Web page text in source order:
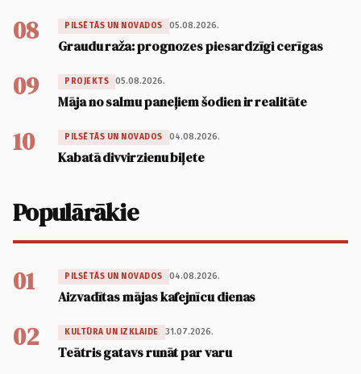
08 PILSĒTĀS UN NOVADOS 05.08.2026.
Graudu raža: prognozes piesardzīgi cerīgas
09 PROJEKTS 05.08.2026.
Māja no salmu paneļiem šodien ir realitāte
10 PILSĒTĀS UN NOVADOS 04.08.2026.
Kabatā divvirzienu biļete
Populārākie
01 PILSĒTĀS UN NOVADOS 04.08.2026.
Aizvadītas mājas kafejnīcu dienas
02 KULTŪRA UN IZKLAIDE 31.07.2026.
Teātris gatavs runāt par varu